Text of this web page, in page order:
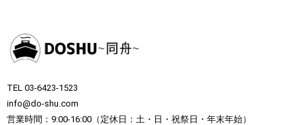
TEL 03-6423-1523
info@do-shu.com
営業時間：9:00-16:00（定休日：土・日・祝祭日・年末年始）